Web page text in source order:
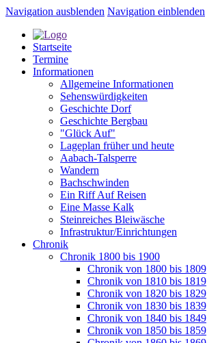
Navigation ausblenden Navigation einblenden
Startseite
Termine
Informationen
Allgemeine Informationen
Sehenswürdigkeiten
Geschichte Dorf
Geschichte Bergbau
"Glück Auf"
Lageplan früher und heute
Aabach-Talsperre
Wandern
Bachschwinden
Ein Riff Auf Reisen
Eine Masse Kalk
Steinreiches Bleiwäsche
Infrastruktur/Einrichtungen
Chronik
Chronik 1800 bis 1900
Chronik von 1800 bis 1809
Chronik von 1810 bis 1819
Chronik von 1820 bis 1829
Chronik von 1830 bis 1839
Chronik von 1840 bis 1849
Chronik von 1850 bis 1859